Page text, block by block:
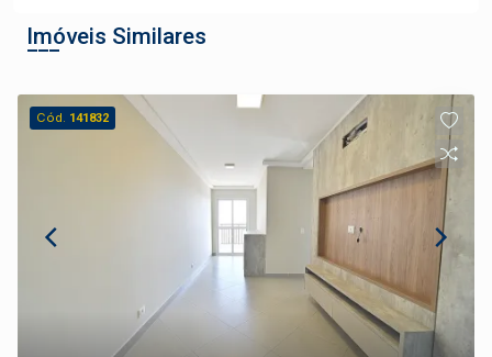
Imóveis Similares
Cód. 141832